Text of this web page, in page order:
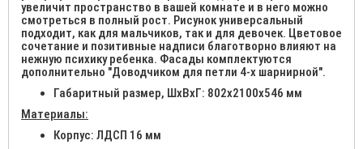
увеличит пространство в вашей комнате и в него можно
смотреться в полный рост. Рисунок универсальный
подходит, как для мальчиков, так и для девочек. Цветовое
сочетание и позитивные надписи благотворно влияют на
нежную психику ребенка. Фасады комплектуются
дополнительно "Доводчиком для петли 4-х шарнирной".
Габаритный размер, ШхВхГ: 802х2100х546 мм
Материалы:
Корпус: ЛДСП 16 мм